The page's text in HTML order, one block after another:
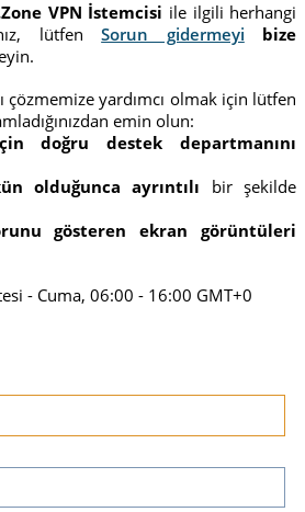
VPN İstemcisi ile ilgili herhangi
lütfenSorun gidermeyi
bize
çözmemize yardımcı olmak için lütfen
emin olun:
doğru destek departmanını
olduğunca ayrıntılı bir şekilde
gösteren ekran görüntüleri
- Cuma, 06:00 - 16:00 GMT+0